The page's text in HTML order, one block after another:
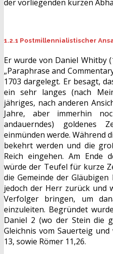
der vorliegenden kurzen
1.2.1 Postmillennialistischer
Er wurde von Daniel Whitby
„Paraphrase and
1703 dargelegt. Er besagt,
ein sehr langes (nach
jähriges, nach anderen
Jahre, aber immerhin
andauerndes) goldenes
einmünden werde. Während
bekehrt werden und die
Reich eingehen. Am Ende
würde der Teufel für kurze
die Gemeinde der
jedoch der Herr zurück und
Verfolger bringen, um
einzuleiten. Begründet
Daniel 2 (wo der Stein die
Gleichnis vom Sauerteig
13, sowie Römer 11,26.